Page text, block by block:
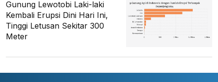
Gunung Lewotobi Laki-laki
Kembali Erupsi Dini Hari Ini,
Tinggi Letusan Sekitar 300
Meter